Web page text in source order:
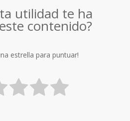
utilidad te ha
contenido?
estrella para puntuar!